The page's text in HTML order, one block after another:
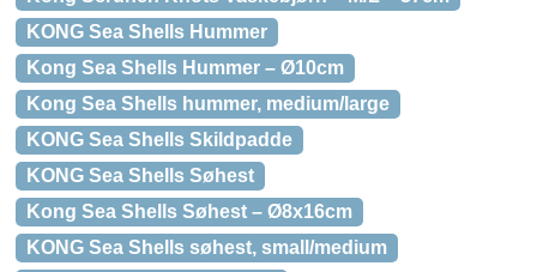
KONG Sea Shells Hummer
Kong Sea Shells Hummer – Ø10cm
Kong Sea Shells hummer, medium/large
KONG Sea Shells Skildpadde
KONG Sea Shells Søhest
Kong Sea Shells Søhest – Ø8x16cm
KONG Sea Shells søhest, small/medium